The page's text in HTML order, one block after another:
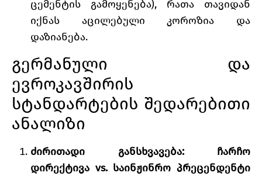
ცემენტის გამოყენება), რათა თავიდან
იქნას აცილებული კოროზია და
დაზიანება.
გერმანული და
ევროკავშირის
სტანდარტების შედარებითი
ანალიზი
ძირითადი განსხვავება: ჩარჩო
დირექტივა vs. საინჟინრო პრეცენდენტი